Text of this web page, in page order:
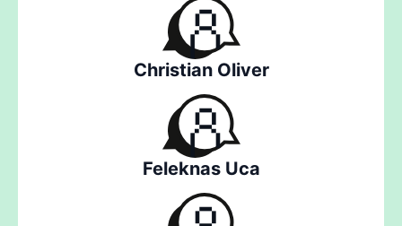
Christian Oliver
Feleknas Uca